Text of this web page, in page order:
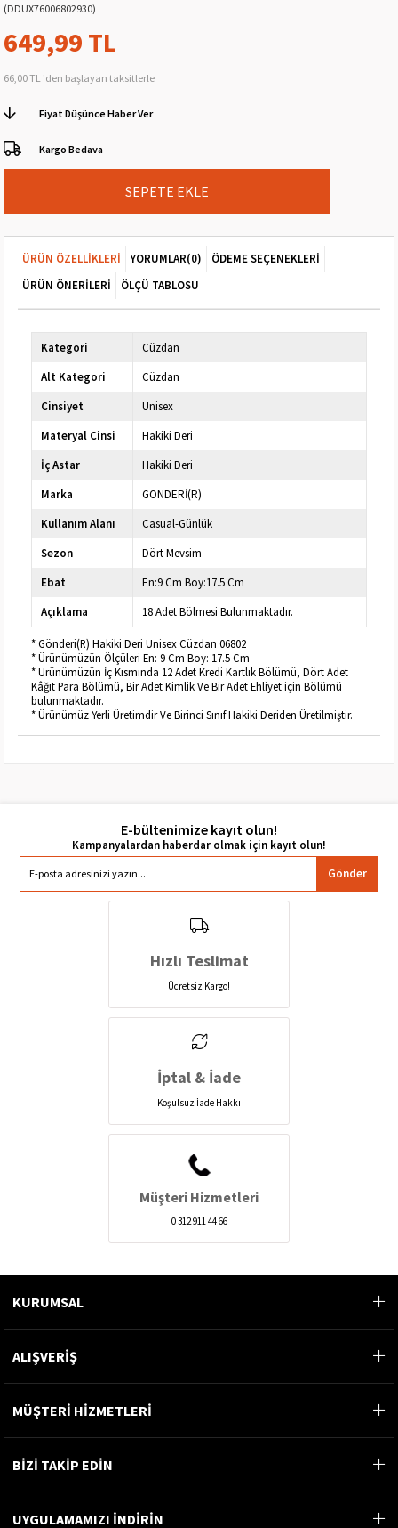
(DDUX76006802930)
649,99 TL
66,00 TL 'den başlayan taksitlerle
Fiyat Düşünce Haber Ver
Kargo Bedava
ÜRÜN ÖZELLIKLERI YORUMLAR(0)
ÖDEME SEÇENEKLERI
ÜRÜN ÖNERILERI
ÖLÇÜ TABLOSU
Kategori
Cüzdan
Alt Kategori
Cüzdan
Cinsiyet
Unisex
Materyal Cinsi
Hakiki Deri
İç Astar
Hakiki Deri
Marka
GÖNDERİ(R)
Kullanım Alanı
Casual-Günlük
Sezon
Dört Mevsim
Ebat
En:9 Cm Boy:17.5 Cm
Açıklama
18 Adet Bölmesi Bulunmaktadır.
* Gönderi(R) Hakiki Deri Unisex Cüzdan 06802
* Ürünümüzün Ölçüleri En: 9 Cm Boy: 17.5 Cm
* Ürünümüzün İç Kısmında 12 Adet Kredi Kartlık Bölümü, Dört Adet
Kâğıt Para Bölümü, Bir Adet Kimlik Ve Bir Adet Ehliyet için Bölümü
bulunmaktadır.
* Ürünümüz Yerli Üretimdir Ve Birinci Sınıf Hakiki Deriden Üretilmiştir.
E-bültenimize kayıt olun!
Gönder
Hızlı Teslimat
Ücretsiz Kargo!
İptal & İade
Koşulsuz İade Hakkı
Müşteri Hizmetleri
0 312 911 44 66
KURUMSAL
ALIŞVERİŞ
MÜŞTERİ HİZMETLERİ
BİZİ TAKİP EDİN
UYGULAMAMIZI İNDİRİN